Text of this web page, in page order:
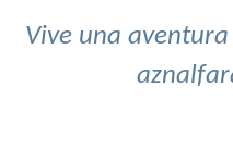
Vive una